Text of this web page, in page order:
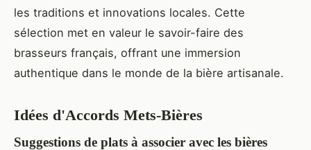
les traditions et innovations locales. Cette
sélection met en valeur le savoir-faire des
brasseurs français, offrant une immersion
authentique dans le monde de la bière artisanale.
Idées d'Accords Mets-Bières
Suggestions de plats à associer avec les bières